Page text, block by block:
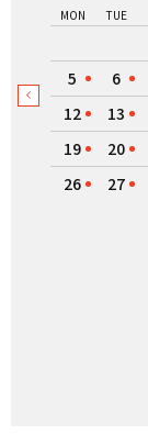
MON TUE
5
6
12
13
19
20
26
27